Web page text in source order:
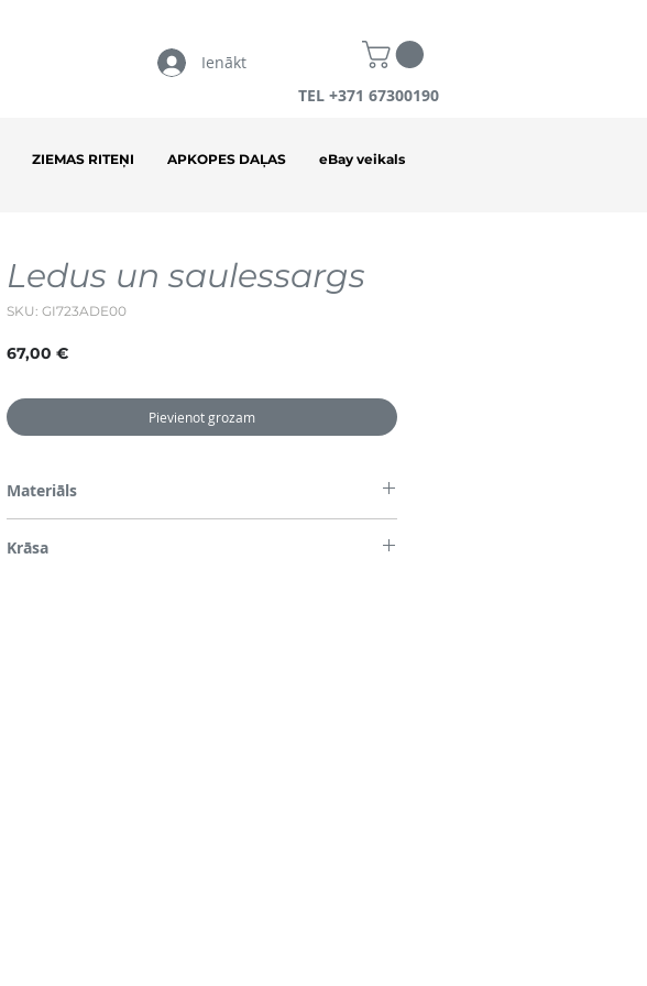
Ienākt
TEL +371 67300190
ZIEMAS RITEŅI APKOPES DAĻAS eBay veikals
Ledus un saulessargs
SKU: GI723ADE00
67,00 €Cena
Pievienot grozam
Materiāls
Krāsa